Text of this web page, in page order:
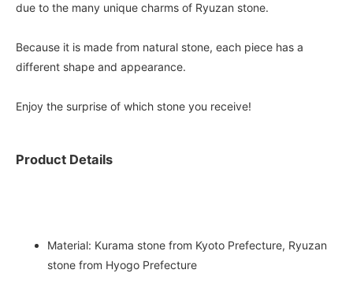
due to the many unique charms of Ryuzan stone.
Because it is made from natural stone, each piece has a
different shape and appearance.
Enjoy the surprise of which stone you receive!
Product Details
Material: Kurama stone from Kyoto Prefecture, Ryuzan
stone from Hyogo Prefecture